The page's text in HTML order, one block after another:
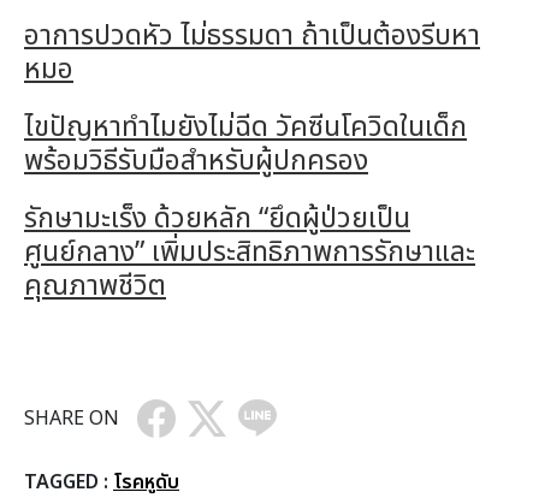
อาการปวดหัว ไม่ธรรมดา ถ้าเป็นต้องรีบหา
หมอ
ไขปัญหาทำไมยังไม่ฉีด วัคซีนโควิดในเด็ก
พร้อมวิธีรับมือสำหรับผู้ปกครอง
รักษามะเร็ง ด้วยหลัก “ยึดผู้ป่วยเป็น
ศูนย์กลาง” เพิ่มประสิทธิภาพการรักษาและ
คุณภาพชีวิต
SHARE ON
TAGGED : โรคหูดับ